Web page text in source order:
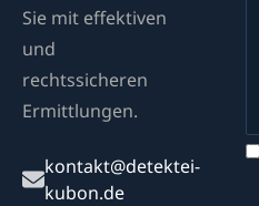
Sie mit effektiven
und
rechtssicheren
Ermittlungen.
kontakt@detektei-
kubon.de